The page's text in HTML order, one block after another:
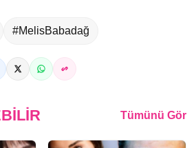
#MelisBabadağ
Tümünü Gör